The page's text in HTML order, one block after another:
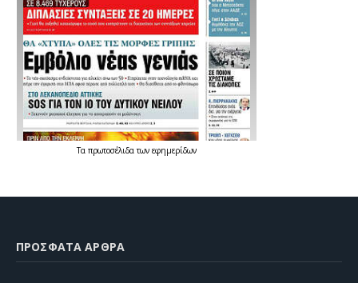
Τα πρωτοσέλιδατων εφημερίδων
ΠΡΌΣΦΑΤΑ ΆΡΘΡΑ